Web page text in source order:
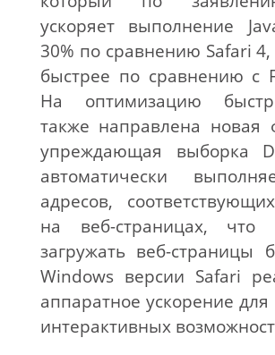
ускоряет выполнение
30% по сравнению Safari
быстрее по сравнению с
На оптимизацию
также направлена новая
упреждающая выборка
автоматически
адресов,
на веб-страницах, что
загружать веб-страницы
Windows версии Safari
аппаратное ускорение
интерактивных